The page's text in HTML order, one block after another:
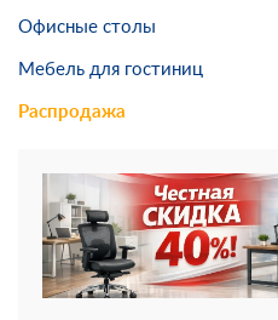
Офисные столы
Мебель для гостиниц
Распродажа